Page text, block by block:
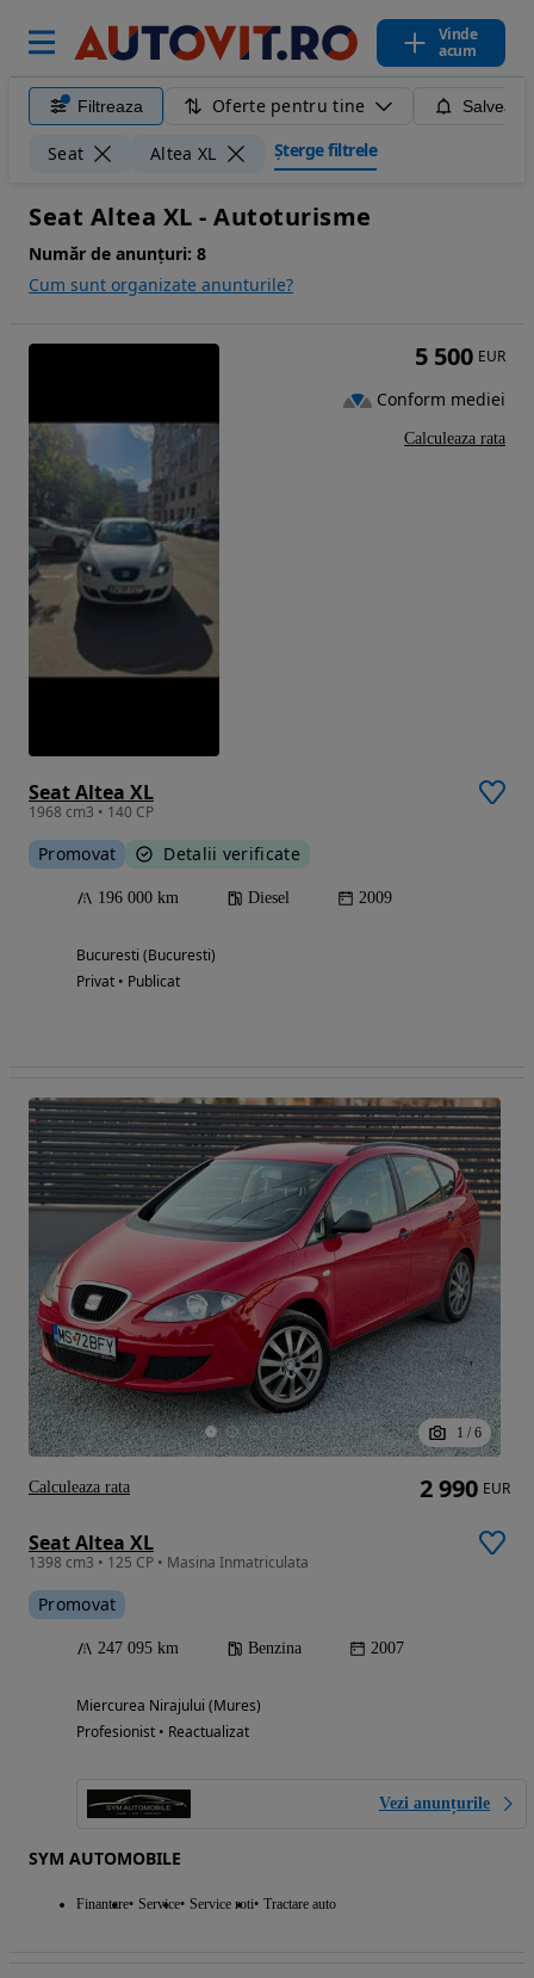
Vinde
acum
Filtreaza Oferte pentru tine
Seat Altea XL Șterge filtrele
Seat Altea XL - Autoturisme
Număr de anunțuri: 8
Cum sunt organizate anunturile?
Seat Altea XL
1968 cm3 • 140 CP
Promovat Detalii verificate
196 000 km Diesel 2009
Bucuresti (Bucuresti)
Privat • Publicat
5 500 EUR
Conform mediei
Calculeaza rata
1 / 6
Seat Altea XL
1398 cm3 • 125 CP • Masina Inmatriculata
Promovat
247 095 km Benzina 2007
Miercurea Nirajului (Mures)
Profesionist • Reactualizat
Vezi anunțurile
SYM AUTOMOBILE
Finantare Service Service roti Tractare auto
2 990 EUR
Calculeaza rata